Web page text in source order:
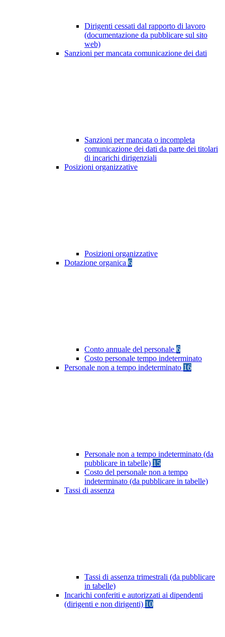
Dirigenti cessati dal rapporto di lavoro
(documentazione da pubblicare sul sito
web)
Sanzioni per mancata comunicazione dei dati
Sanzioni per mancata o incompleta
comunicazione dei dati da parte dei titolari
di incarichi dirigenziali
Posizioni organizzative
Posizioni organizzative
Dotazione organica 6
Conto annuale del personale 6
Costo personale tempo indeterminato
Personale non a tempo indeterminato 16
Personale non a tempo indeterminato (da
pubblicare in tabelle) 15
Costo del personale non a tempo
indeterminato (da pubblicare in tabelle)
Tassi di assenza
Tassi di assenza trimestrali (da pubblicare
in tabelle)
Incarichi conferiti e autorizzati ai dipendenti
(dirigenti e non dirigenti) 10